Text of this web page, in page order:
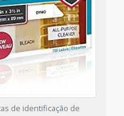
de identificação de